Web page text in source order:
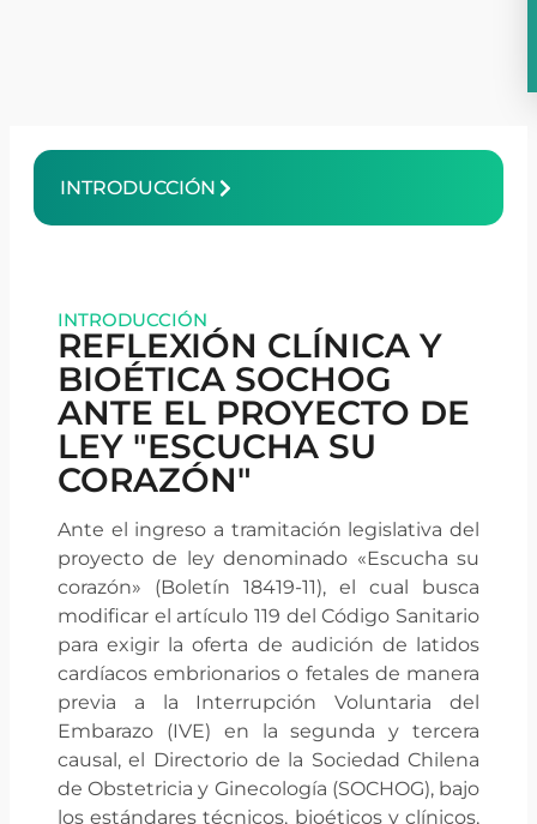
INTRODUCCIÓN
INTRODUCCIÓN
REFLEXIÓN CLÍNICA Y
BIOÉTICA SOCHOG
ANTE EL PROYECTO DE
LEY "ESCUCHA SU
CORAZÓN"
Ante el ingreso a tramitación legislativa del
proyecto de ley denominado «Escucha su
corazón» (Boletín 18419-11), el cual busca
modificar el artículo 119 del Código Sanitario
para exigir la oferta de audición de latidos
cardíacos embrionarios o fetales de manera
previa a la Interrupción Voluntaria del
Embarazo (IVE) en la segunda y tercera
causal, el Directorio de la Sociedad Chilena
de Obstetricia y Ginecología (SOCHOG), bajo
los estándares técnicos, bioéticos y clínicos,